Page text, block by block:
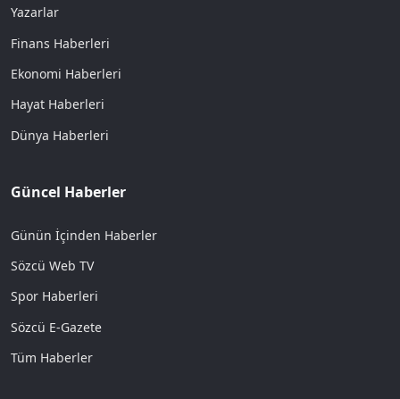
Yazarlar
Finans Haberleri
Ekonomi Haberleri
Hayat Haberleri
Dünya Haberleri
Güncel Haberler
Günün İçinden Haberler
Sözcü Web TV
Spor Haberleri
Sözcü E-Gazete
Tüm Haberler